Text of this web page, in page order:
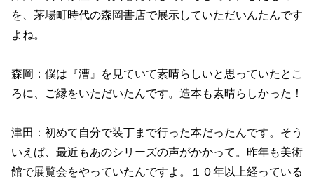
を、茅場町時代の森岡書店で展示していただいんたんです
よね。
森岡：僕は『漕』を見ていて素晴らしいと思っていたとこ
ろに、ご縁をいただいたんです。造本も素晴らしかった！
津田：初めて自分で装丁まで行った本だったんです。そう
いえば、最近もあのシリーズの声がかかって。昨年も美術
館で展覧会をやっていたんですよ。１０年以上経っている